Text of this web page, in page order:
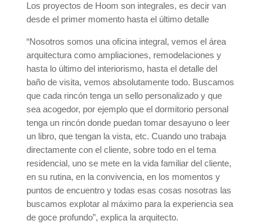
Los proyectos de Hoom son integrales, es decir van
desde el primer momento hasta el último detalle
“Nosotros somos una oficina integral, vemos el área
arquitectura como ampliaciones, remodelaciones y
hasta lo último del interiorismo, hasta el detalle del
baño de visita, vemos absolutamente todo. Buscamos
que cada rincón tenga un sello personalizado y que
sea acogedor, por ejemplo que el dormitorio personal
tenga un rincón donde puedan tomar desayuno o leer
un libro, que tengan la vista, etc. Cuando uno trabaja
directamente con el cliente, sobre todo en el tema
residencial, uno se mete en la vida familiar del cliente,
en su rutina, en la convivencia, en los momentos y
puntos de encuentro y todas esas cosas nosotras las
buscamos explotar al máximo para la experiencia sea
de goce profundo”, explica la arquitecto.